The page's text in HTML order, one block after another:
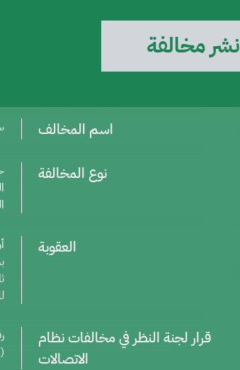
نشر مخالفة
اسم المخالف
نوع المخالفة
العقوبة
قرار لجنة النظر في مخالفات نظام
الاتصالات
(17/07/1445هـ)